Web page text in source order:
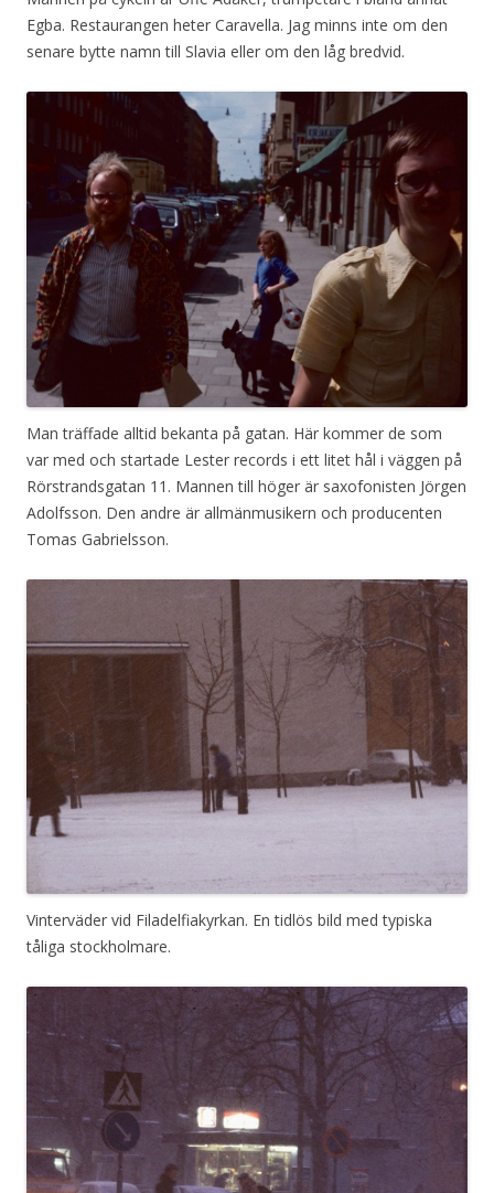
Egba. Restaurangen heter Caravella. Jag minns inte om den
senare bytte namn till Slavia eller om den låg bredvid.
Man träffade alltid bekanta på gatan. Här kommer de som
var med och startade Lester records i ett litet hål i väggen på
Rörstrandsgatan 11. Mannen till höger är saxofonisten Jörgen
Adolfsson. Den andre är allmänmusikern och producenten
Tomas Gabrielsson.
Vinterväder vid Filadelfiakyrkan. En tidlös bild med typiska
tåliga stockholmare.